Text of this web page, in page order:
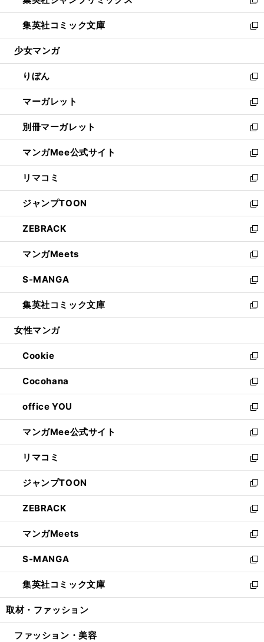
開
く
ウ
で
開
ン
ド
ウ
開
く
ウ
ィ
ン
ウ
で
開
く
新
し
い
ウ
ン
ド
ウ
で
開
く
集英社コミック文庫
新
し
ウ
ィ
ン
ド
ウ
で
開
く
少女マンガ
りぼん
新
し
い
ウ
ィ
ン
ド
ウ
で
開
く
マーガレット
新
し
い
ウ
ィ
ン
ド
ウ
で
開
く
別冊マーガレット
新
し
い
ウ
ィ
ン
ド
ウ
で
開
く
マンガMee公式サイト
新
し
い
ウ
ィ
ン
ド
ウ
で
開
く
リマコミ
新
し
い
ウ
ィ
ン
ド
ウ
で
開
く
ジャンプTOON
新
し
い
ウ
ィ
ン
ド
ウ
で
開
ZEBRACK
新
し
い
ウ
ィ
ン
ド
ウ
開
く
マンガMeets
新
し
い
ウ
ィ
ン
ウ
で
開
く
S-MANGA
新
し
い
ウ
ン
ド
ウ
で
開
く
集英社コミック文庫
新
し
ウ
ィ
ン
ド
ウ
で
開
く
女性マンガ
Cookie
新
し
い
ウ
ィ
ン
ド
ウ
で
開
く
Cocohana
新
し
い
ウ
ィ
ン
ド
ウ
で
開
く
office YOU
新
し
い
ウ
ィ
ン
ド
ウ
で
開
く
マンガMee公式サイト
新
し
い
ウ
ィ
ン
ド
ウ
で
開
く
リマコミ
新
し
い
ウ
ィ
ン
ド
ウ
で
開
く
ジャンプTOON
新
し
い
ウ
ィ
ン
ド
ウ
で
開
ZEBRACK
新
し
い
ウ
ィ
ン
ド
ウ
開
マンガMeets
新
し
い
ウ
ィ
ン
ウ
S-MANGA
新
し
い
ウ
ン
集英社コミック文庫
新
し
ウ
取材・ファッション
ファッション・美容